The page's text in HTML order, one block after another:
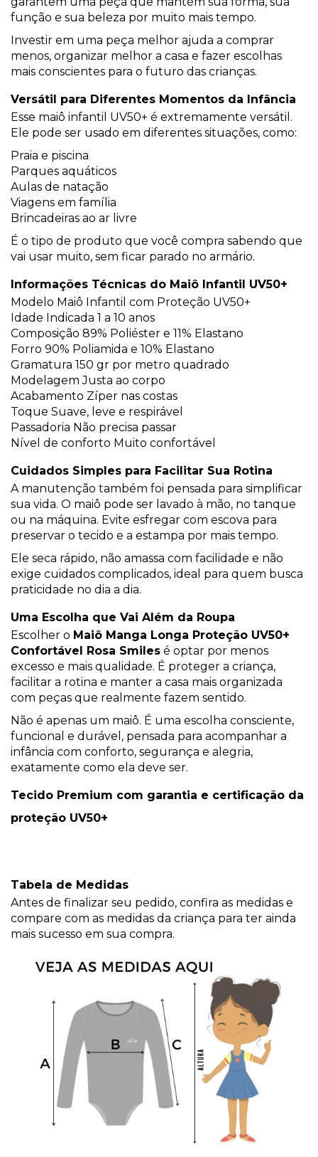
função e sua beleza por muito mais tempo.
Investir em uma peça melhor ajuda a comprar
menos, organizar melhor a casa e fazer escolhas
mais conscientes para o futuro das crianças.
Versátil para Diferentes Momentos da Infância
Esse maiô infantil UV50+ é extremamente versátil.
Ele pode ser usado em diferentes situações, como:
Praia e piscina
Parques aquáticos
Aulas de natação
Viagens em família
Brincadeiras ao ar livre
É o tipo de produto que você compra sabendo que
vai usar muito, sem ficar parado no armário.
Informações Técnicas do Maiô Infantil UV50+
Modelo Maiô Infantil com Proteção UV50+
Idade Indicada 1 a 10 anos
Composição 89% Poliéster e 11% Elastano
Forro 90% Poliamida e 10% Elastano
Gramatura 150 gr por metro quadrado
Modelagem Justa ao corpo
Acabamento Zíper nas costas
Toque Suave, leve e respirável
Passadoria Não precisa passar
Nível de conforto Muito confortável
Cuidados Simples para Facilitar Sua Rotina
A manutenção também foi pensada para simplificar
sua vida. O maiô pode ser lavado à mão, no tanque
ou na máquina. Evite esfregar com escova para
preservar o tecido e a estampa por mais tempo.
Ele seca rápido, não amassa com facilidade e não
exige cuidados complicados, ideal para quem busca
praticidade no dia a dia.
Uma Escolha que Vai Além da Roupa
Escolher o Maiô Manga Longa Proteção UV50+
Confortável Rosa Smiles é optar por menos
excesso e mais qualidade. É proteger a criança,
facilitar a rotina e manter a casa mais organizada
com peças que realmente fazem sentido.
Não é apenas um maiô. É uma escolha consciente,
funcional e durável, pensada para acompanhar a
infância com conforto, segurança e alegria,
exatamente como ela deve ser.
Tecido Premium com garantia e certificação da
proteção UV50+
Tabela de Medidas
Antes de finalizar seu pedido, confira as medidas e
compare com as medidas da criança para ter ainda
mais sucesso em sua compra.